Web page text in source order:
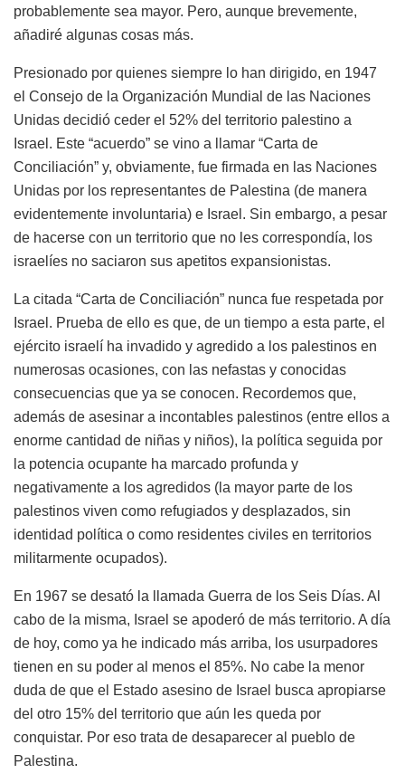
probablemente sea mayor. Pero, aunque brevemente,
añadiré algunas cosas más.
Presionado por quienes siempre lo han dirigido, en 1947
el Consejo de la Organización Mundial de las Naciones
Unidas decidió ceder el 52% del territorio palestino a
Israel. Este “acuerdo” se vino a llamar “Carta de
Conciliación” y, obviamente, fue firmada en las Naciones
Unidas por los representantes de Palestina (de manera
evidentemente involuntaria) e Israel. Sin embargo, a pesar
de hacerse con un territorio que no les correspondía, los
israelíes no saciaron sus apetitos expansionistas.
La citada “Carta de Conciliación” nunca fue respetada por
Israel. Prueba de ello es que, de un tiempo a esta parte, el
ejército israelí ha invadido y agredido a los palestinos en
numerosas ocasiones, con las nefastas y conocidas
consecuencias que ya se conocen. Recordemos que,
además de asesinar a incontables palestinos (entre ellos a
enorme cantidad de niñas y niños), la política seguida por
la potencia ocupante ha marcado profunda y
negativamente a los agredidos (la mayor parte de los
palestinos viven como refugiados y desplazados, sin
identidad política o como residentes civiles en territorios
militarmente ocupados).
En 1967 se desató la llamada Guerra de los Seis Días. Al
cabo de la misma, Israel se apoderó de más territorio. A día
de hoy, como ya he indicado más arriba, los usurpadores
tienen en su poder al menos el 85%. No cabe la menor
duda de que el Estado asesino de Israel busca apropiarse
del otro 15% del territorio que aún les queda por
conquistar. Por eso trata de desaparecer al pueblo de
Palestina.